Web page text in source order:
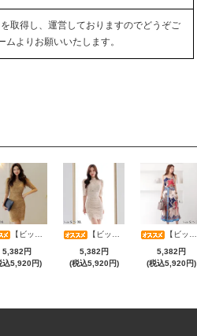
を取得し、運営しておりますのでどうぞご
よりお願いいたします。
【ビッグサマーセール対象品】フラワー総レースタイトミニワンピース(キャバドレス・CABARETDRESS)
5,382円
込5,920円)
【ビッグサマーセール対象品】大人フェミニンハーフスリーブ総レースワンピース(キャバドレス・CABARETDRESS)
5,382円
(税込5,920円)
【ビッグサマーセール対象品】スカーフ柄キャミ×タック入りミモレ丈スカートセットアップ(キャバドレス・CABARETDRESS)
5,382円
(税込5,920円)